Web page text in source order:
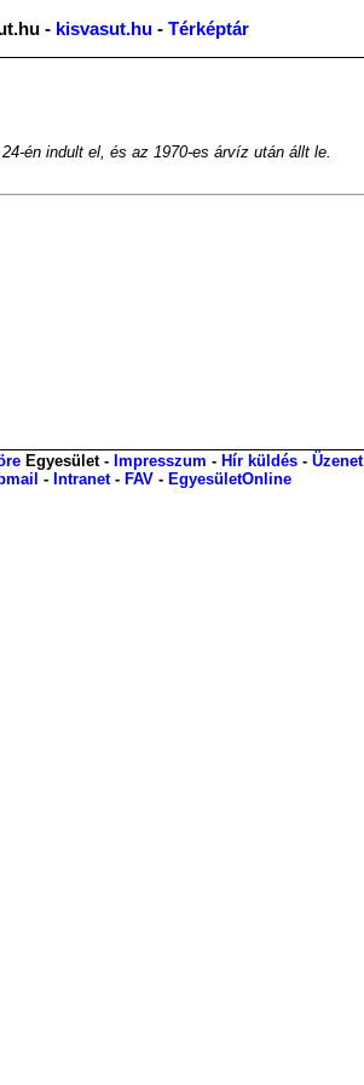
- kisvasut.hu- Térképtár
én indult el, és az 1970-es árvíz után állt le.
Egyesület - Impresszum - Hír küldés - Üzenet
- Intranet- FAV - EgyesületOnline